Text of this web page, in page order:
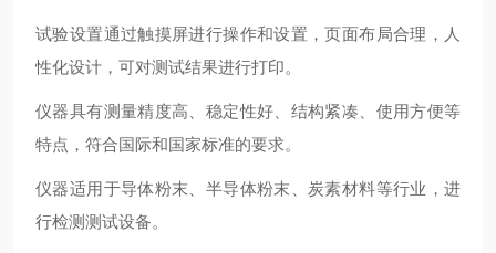
试验设置通过触摸屏进行操作和设置，页面布局合理，人
性化设计，可对测试结果进行打印。
仪器具有测量精度高、稳定性好、结构紧凑、使用方便等
特点，符合国际和国家标准的要求。
仪器适用于导体粉末、半导体粉末、炭素材料等行业，进
行检测测试设备。